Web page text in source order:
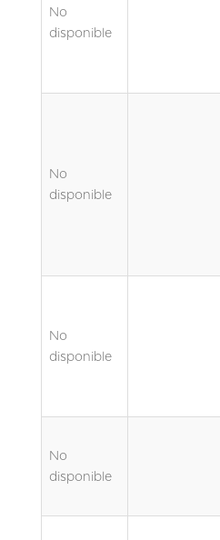
No
disponible
No
disponible
No
disponible
No
disponible